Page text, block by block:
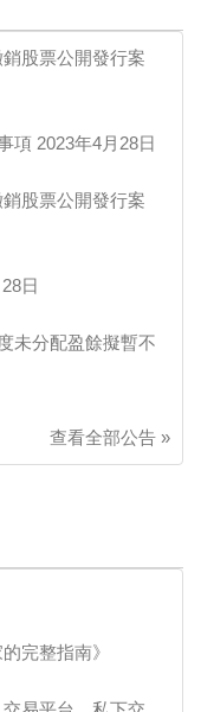
股票公開發行案
項 2023年4月28日
股票公開發行案
日
未分配盈餘擬暫不
查看全部公告 »
完整指南》